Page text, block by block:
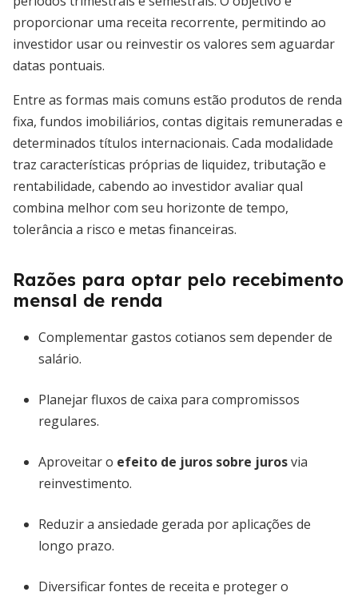
proporcionar uma receita recorrente, permitindo ao
investidor usar ou reinvestir os valores sem aguardar
datas pontuais.
Entre as formas mais comuns estão produtos de renda
fixa, fundos imobiliários, contas digitais remuneradas e
determinados títulos internacionais. Cada modalidade
traz características próprias de liquidez, tributação e
rentabilidade, cabendo ao investidor avaliar qual
combina melhor com seu horizonte de tempo,
tolerância a risco e metas financeiras.
Razões para optar pelo recebimento
mensal de renda
Complementar gastos cotianos sem depender de
salário.
Planejar fluxos de caixa para compromissos
regulares.
Aproveitar o efeito de juros sobre jurosvia
reinvestimento.
Reduzir a ansiedade gerada por aplicações de
longo prazo.
Diversificar fontes de receita e proteger o